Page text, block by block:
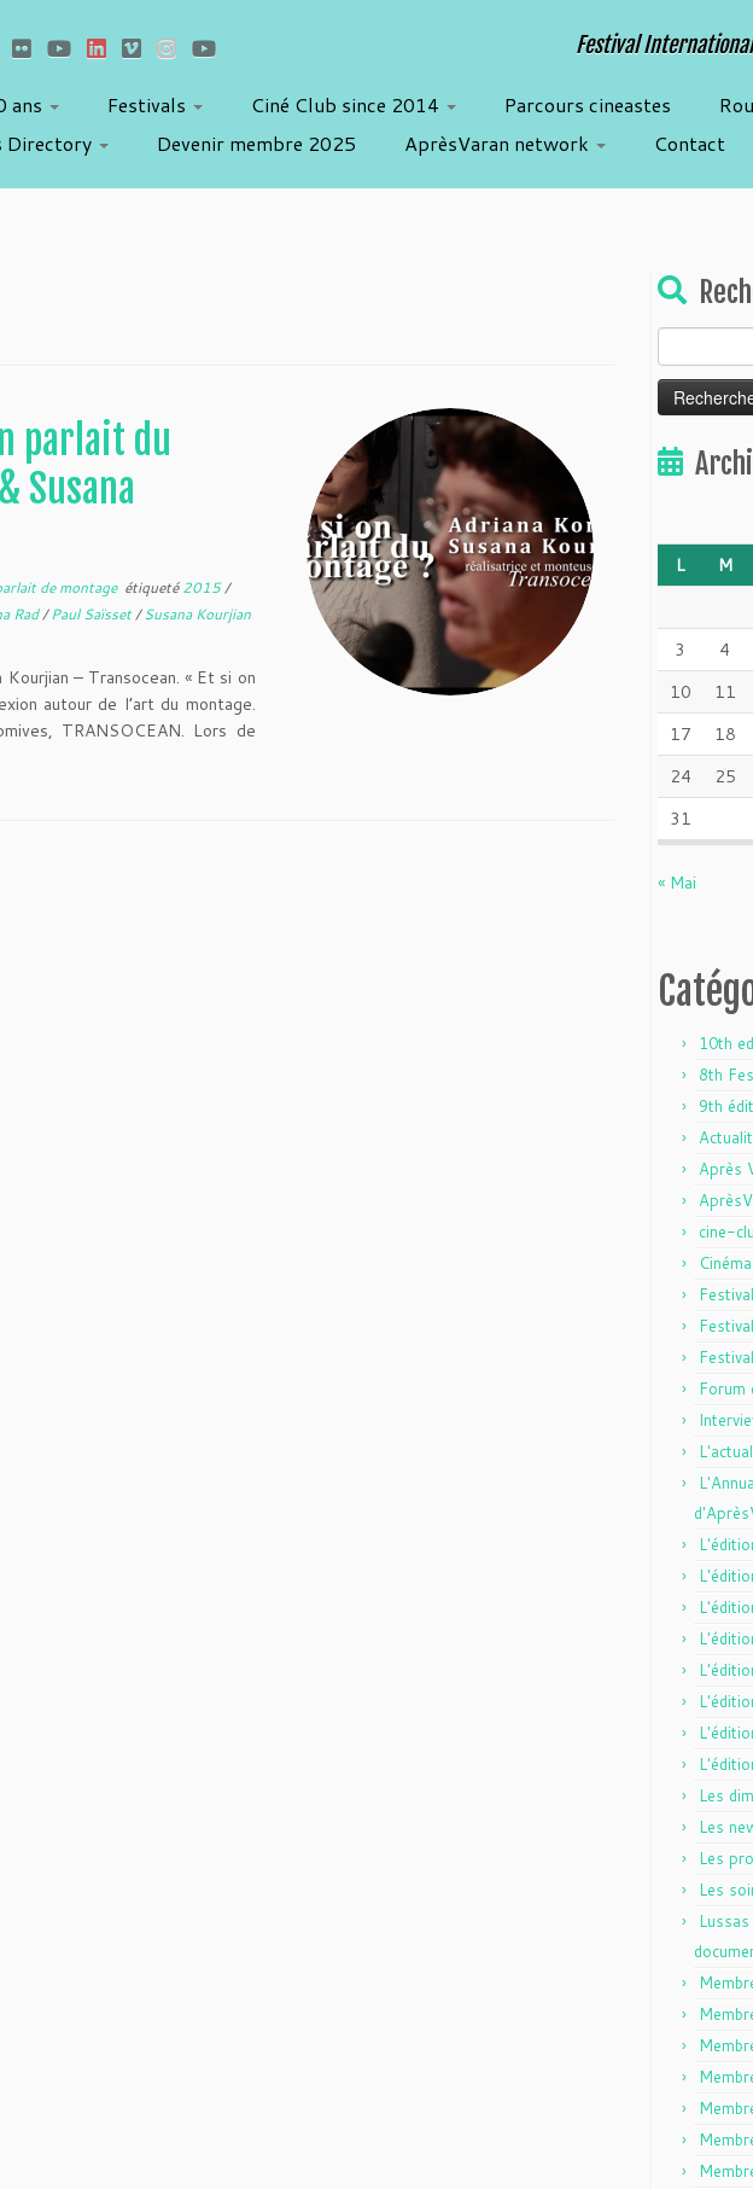
Festival
ans Festivals Ciné Club since 2014 Parcours cineastes
Directory
Devenir membre 2025 AprèsVaran network Contact
parlait du
Susana
de montage étiqueté2015/
Rad/Paul Saïsset/Susana Kourjian
– Transocean. « Et si on
autour de l’art du montage.
TRANSOCEAN. Lors de
L M
3
4
10
11
17
18
24
25
31
« Mai
10th
8th
9th
Après
cine-
Forum
Les
Les
Les
Les